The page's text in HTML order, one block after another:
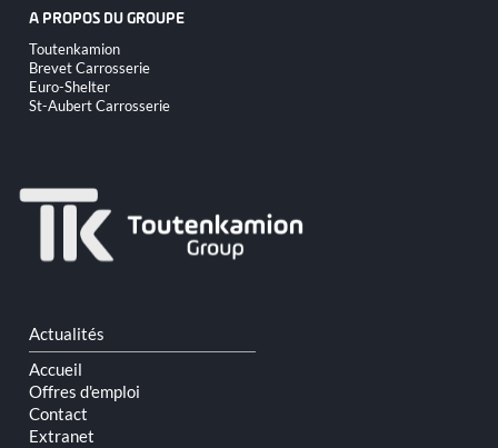
A PROPOS DU GROUPE
Aller
au
contenu
Toutenkamion
Brevet Carrosserie
Euro-Shelter
St-Aubert Carrosserie
Aller
au
contenu
Actualités
Accueil
Offres d'emploi
Contact
Extranet